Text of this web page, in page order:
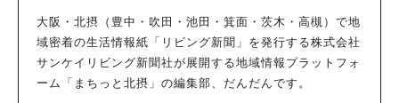
大阪・北摂（豊中・吹田・池田・箕面・茨木・高槻）で地
域密着の生活情報紙「リビング新聞」を発行する株式会社
サンケイリビング新聞社が展開する地域情報プラットフォ
ーム「まちっと北摂」の編集部、だんだんです。